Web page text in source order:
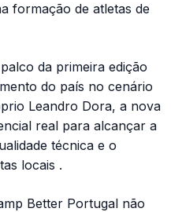
formação de atletas de
da primeira edição
do país no cenário
Leandro Dora, a nova
real para alcançar a
técnica e o
locais .
Better Portugal não